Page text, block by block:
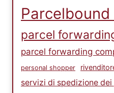
Parcelbound
parcel
parcel forwarding
personal shopper
servizi di spedizione dei